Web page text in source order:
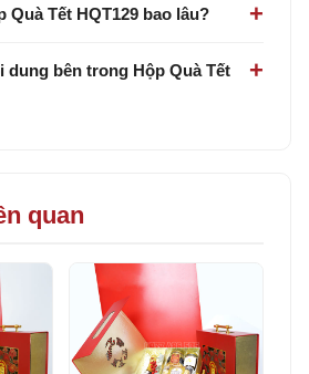
Quà Tết HQT129 bao lâu?
dung bên trong Hộp Quà Tết
quan